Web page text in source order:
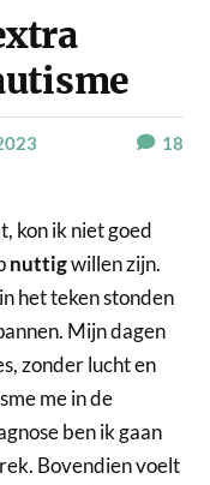
18
kon ik niet goed
nuttigwillen zijn.
het teken stonden
Mijn dagen
zonder lucht en
me in de
ben ik gaan
Bovendien voelt